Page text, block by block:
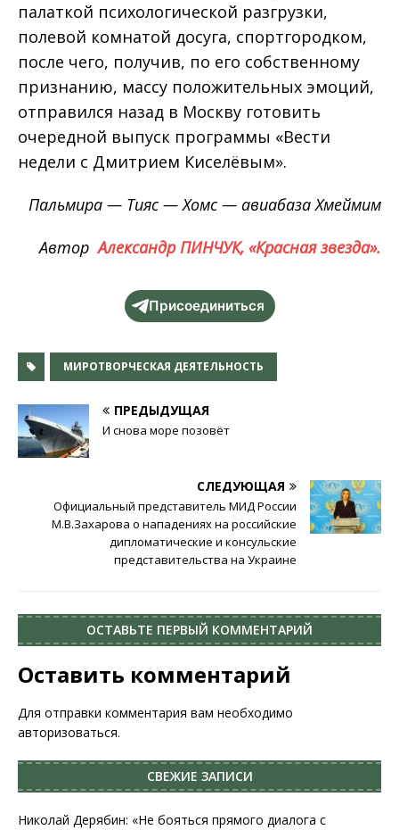
палаткой психологической разгрузки,
полевой комнатой досуга, спортгородком,
после чего, получив, по его собственному
признанию, массу положительных эмоций,
отправился назад в Москву готовить
очередной выпуск программы «Вести
недели с Дмитрием Киселёвым».
Пальмира — Тияс — Хомс — авиабаза Хмеймим
АвторАлександр ПИНЧУК, «Красная звезда».
Присоединиться
МИРОТВОРЧЕСКАЯ ДЕЯТЕЛЬНОСТЬ
ПРЕДЫДУЩАЯ
И снова море позовёт
СЛЕДУЮЩАЯ
Официальный представитель МИД России
М.В.Захарова о нападениях на российские
дипломатические и консульские
представительства на Украине
ОСТАВЬТЕ ПЕРВЫЙ КОММЕНТАРИЙ
Оставить комментарий
Для отправки комментария вам необходимо
авторизоваться.
СВЕЖИЕ ЗАПИСИ
Николай Дерябин: «Не бояться прямого диалога с